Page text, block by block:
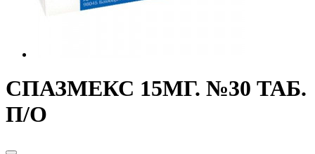
СПАЗМЕКС 15МГ. №30 ТАБ.
П/О